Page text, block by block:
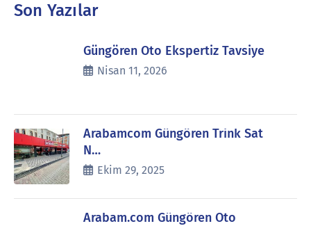
Son Yazılar
Güngören Oto Ekspertiz Tavsiye
Nisan 11, 2026
Arabamcom Güngören Trink Sat
N…
Ekim 29, 2025
Arabam.com Güngören Oto